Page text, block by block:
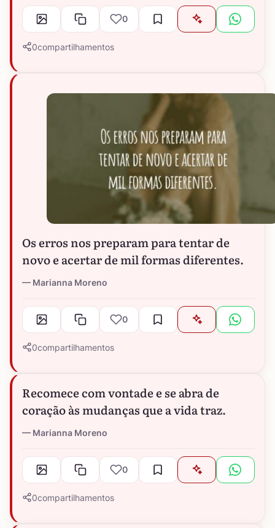
0
0compartilhamentos
Os erros nos preparam para tentar de
novo e acertar de mil formas diferentes.
Marianna Moreno
0
0compartilhamentos
Recomece com vontade e se abra de
coração às mudanças que a vida traz.
Marianna Moreno
0
0compartilhamentos